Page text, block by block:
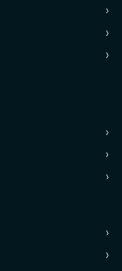
›
›
›
›
›
›
›
›